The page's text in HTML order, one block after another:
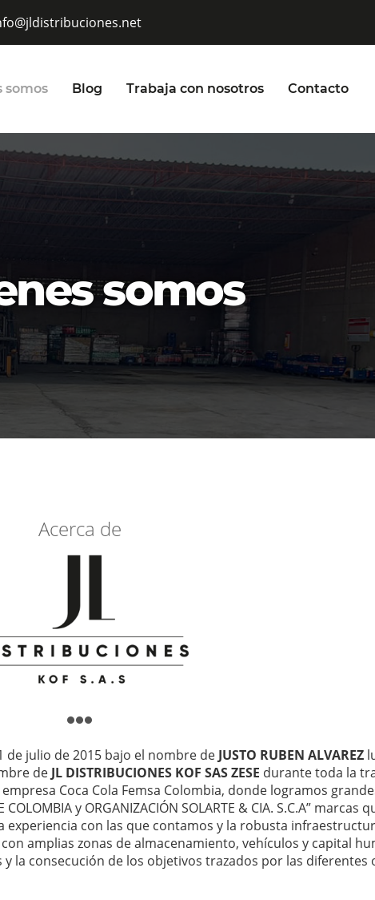
somos Blog Trabaja con nosotros Contacto
somos
Acerca de
julio de 2015 bajo el nombre de JUSTO RUBEN ALVAREZ
de JL DISTRIBUCIONES KOF SAS ZESE durante toda la
Coca Cola Femsa Colombia, donde logramos
y ORGANIZACIÓN SOLARTE & CIA. S.C.A” marcas
experiencia con las que contamos y la robusta
amplias zonas de almacenamiento, vehículos y capital
la consecución de los objetivos trazados por las diferentes